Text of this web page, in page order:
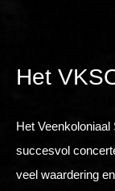
Het
Het
succesvol
veel waardering